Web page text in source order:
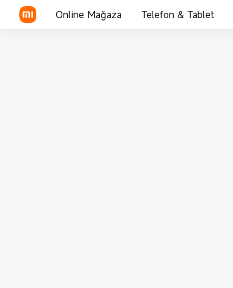
Online Mağaza Telefon & Tablet